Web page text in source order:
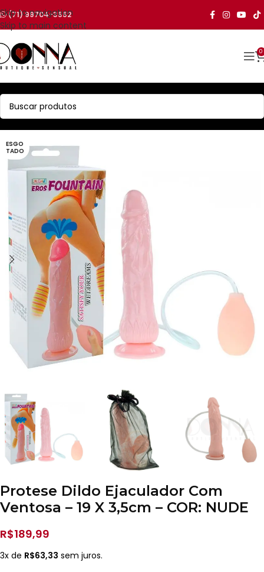
Skip to navigation
Skip to main content
(71) 99704-3552
0
ESGO
TADO
Protese Dildo Ejaculador Com
Ventosa – 19 X 3,5cm – COR: NUDE
R$189,99
3x de R$63,33 sem juros.